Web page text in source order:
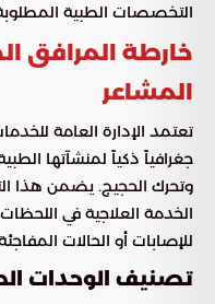
التخصصات الطبية
خارطة المرافق
المشاعر
تعتمد الإدارة العامة
جغرافياً ذكياً لمنشآتها
وتحرك الحجيج. يضمن هذا
الخدمة العلاجية في
للإصابات أو الحالات
تصنيف الوحدات